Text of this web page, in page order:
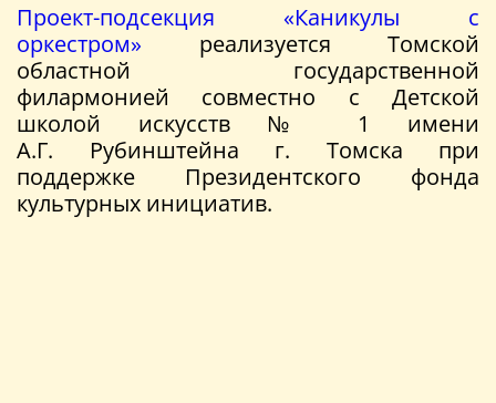
Проект-подсекция «Каникулы с
оркестром» реализуется Томской
областной государственной
филармонией совместно с Детской
школой искусств № 1 имени
А.Г. Рубинштейна г. Томска при
поддержке Президентского фонда
культурных инициатив.